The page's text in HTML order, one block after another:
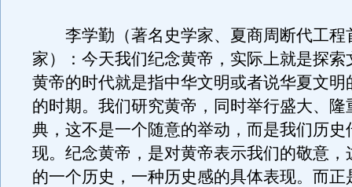
李学勤（著名史学家、夏商周断代工程
家）：今天我们纪念黄帝，实际上就是探索
黄帝的时代就是指中华文明或者说华夏文明
的时期。我们研究黄帝，同时举行盛大、隆
典，这不是一个随意的举动，而是我们历史
现。纪念黄帝，是对黄帝表示我们的敬意，
的一个历史，一种历史感的具体表现。而正